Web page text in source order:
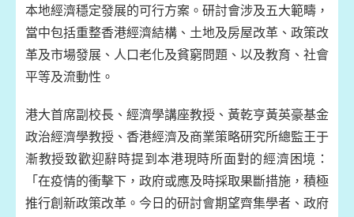
本地經濟穩定發展的可行方案。研討會涉及五大範疇，
當中包括重整香港經濟結構、土地及房屋改革、政策改
革及市場發展、人口老化及貧窮問題、以及教育、社會
平等及流動性。
港大首席副校長、經濟學講座教授、黃乾亨黃英豪基金
政治經濟學教授、香港經濟及商業策略研究所總監王于
漸教授致歡迎辭時提到本港現時所面對的經濟困境：
「在疫情的衝擊下，政府或應及時採取果斷措施，積極
推行創新政策改革。今日的研討會期望齊集學者、政府